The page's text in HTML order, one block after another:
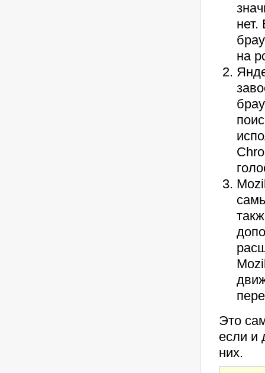
нет.
на
Это
если и
них.